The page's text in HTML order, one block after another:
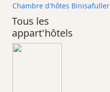
Chambre d'hôtes Binisafuller
Tous les
appart'hôtels